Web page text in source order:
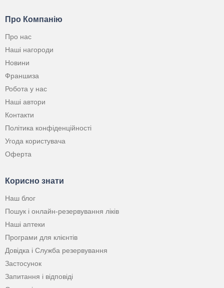
Про Компанію
Про нас
Наші нагороди
Новини
Франшиза
Робота у нас
Наші автори
Контакти
Політика конфіденційності
Угода користувача
Оферта
Корисно знати
Наш блог
Пошук і онлайн-резервування ліків
Наші аптеки
Програми для клієнтів
Довідка і Служба резервування
Застосунок
Запитання і відповіді